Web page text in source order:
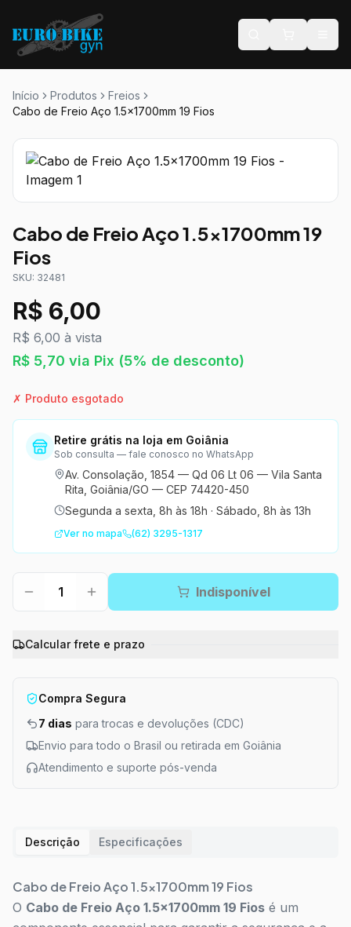
Início Produtos
Freios
Cabo de Freio Aço 1.5x1700mm 19 Fios
Cabo de Freio Aço 1.5x1700mm 19
Fios
SKU: 32481
R$ 6,00
R$ 6,00 à vista
R$ 5,70 via Pix (5% de desconto)
✗ Produto esgotado
Retire grátis na loja em Goiânia
Sob consulta — fale conosco no WhatsApp
Av. Consolação, 1854 — Qd 06 Lt 06 — Vila Santa
Rita, Goiânia/GO — CEP 74420-450
Segunda a sexta, 8h às 18h · Sábado, 8h às 13h
Ver no mapa (62) 3295-1317
1 Indisponível
Calcular frete e prazo
Compra Segura
7 dias para trocas e devoluções (CDC)
Envio para todo o Brasil ou retirada em Goiânia
Atendimento e suporte pós-venda
Descrição Especificações
Cabo de Freio Aço 1.5x1700mm 19 Fios
O Cabo de Freio Aço 1.5x1700mm 19 Fios é um